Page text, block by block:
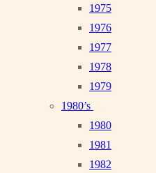
1975
1976
1977
1978
1979
1980’s
1980
1981
1982